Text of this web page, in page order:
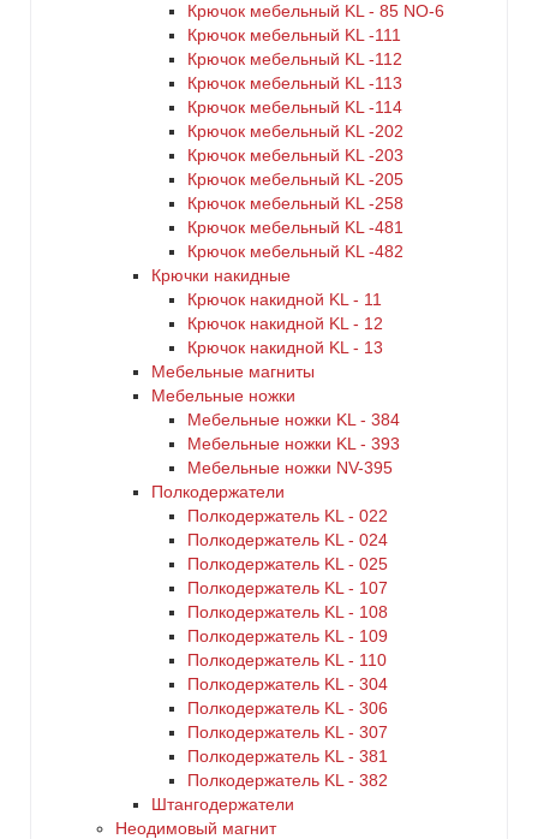
Крючок мебельный KL - 85 NO-6
Крючок мебельный KL -111
Крючок мебельный KL -112
Крючок мебельный KL -113
Крючок мебельный KL -114
Крючок мебельный KL -202
Крючок мебельный KL -203
Крючок мебельный KL -205
Крючок мебельный KL -258
Крючок мебельный KL -481
Крючок мебельный KL -482
Крючки накидные
Крючок накидной KL - 11
Крючок накидной KL - 12
Крючок накидной KL - 13
Мебельные магниты
Мебельные ножки
Мебельные ножки KL - 384
Мебельные ножки KL - 393
Мебельные ножки NV-395
Полкодержатели
Полкодержатель KL - 022
Полкодержатель KL - 024
Полкодержатель KL - 025
Полкодержатель KL - 107
Полкодержатель KL - 108
Полкодержатель KL - 109
Полкодержатель KL - 110
Полкодержатель KL - 304
Полкодержатель KL - 306
Полкодержатель KL - 307
Полкодержатель KL - 381
Полкодержатель KL - 382
Штангодержатели
Неодимовый магнит